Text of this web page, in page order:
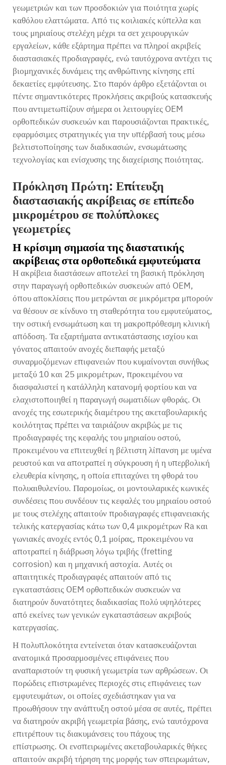
γεωμετριών και των προσδοκιών για ποιότητα χωρίς
καθόλου ελαττώματα. Από τις κοιλιακές κύπελλα και
τους μηριαίους στελέχη μέχρι τα σετ χειρουργικών
εργαλείων, κάθε εξάρτημα πρέπει να πληροί ακριβείς
διαστασιακές προδιαγραφές, ενώ ταυτόχρονα αντέχει τις
βιομηχανικές δυνάμεις της ανθρώπινης κίνησης επί
δεκαετίες εμφύτευσης. Στο παρόν άρθρο εξετάζονται οι
πέντε σημαντικότερες προκλήσεις ακριβούς κατασκευής
που αντιμετωπίζουν σήμερα οι λειτουργίες OEM
ορθοπεδικών συσκευών και παρουσιάζονται πρακτικές,
εφαρμόσιμες στρατηγικές για την υπέρβασή τους μέσω
βελτιστοποίησης των διαδικασιών, ενσωμάτωσης
τεχνολογίας και ενίσχυσης της διαχείρισης ποιότητας.
Πρόκληση Πρώτη: Επίτευξη
διαστασιακής ακρίβειας σε επίπεδο
μικρομέτρου σε πολύπλοκες
γεωμετρίες
Η κρίσιμη σημασία της διαστατικής
ακρίβειας στα ορθοπεδικά εμφυτεύματα
Η ακρίβεια διαστάσεων αποτελεί τη βασική πρόκληση
στην παραγωγή ορθοπεδικών συσκευών από OEM,
όπου αποκλίσεις που μετρώνται σε μικρόμετρα μπορούν
να θέσουν σε κίνδυνο τη σταθερότητα του εμφυτεύματος,
την οστική ενσωμάτωση και τη μακροπρόθεσμη κλινική
απόδοση. Τα εξαρτήματα αντικατάστασης ισχίου και
γόνατος απαιτούν ανοχές διεπαφής μεταξύ
συναρμοζόμενων επιφανειών που κυμαίνονται συνήθως
μεταξύ 10 και 25 μικρομέτρων, προκειμένου να
διασφαλιστεί η κατάλληλη κατανομή φορτίου και να
ελαχιστοποιηθεί η παραγωγή σωματιδίων φθοράς. Οι
ανοχές της εσωτερικής διαμέτρου της ακεταβουλαρικής
κοιλότητας πρέπει να ταιριάζουν ακριβώς με τις
προδιαγραφές της κεφαλής του μηριαίου οστού,
προκειμένου να επιτευχθεί η βέλτιστη λίπανση με υμένα
ρευστού και να αποτραπεί η σύγκρουση ή η υπερβολική
ελευθερία κίνησης, η οποία επιταχύνει τη φθορά του
πολυαιθυλενίου. Παρομοίως, οι μοντουλαρικές κωνικές
συνδέσεις που συνδέουν τις κεφαλές του μηριαίου οστού
με τους στελέχης απαιτούν προδιαγραφές επιφανειακής
τελικής κατεργασίας κάτω των 0,4 μικρομέτρων Ra και
γωνιακές ανοχές εντός 0,1 μοίρας, προκειμένου να
αποτραπεί η διάβρωση λόγω τριβής (fretting
corrosion) και η μηχανική αστοχία. Αυτές οι
απαιτητικές προδιαγραφές απαιτούν από τις
εγκαταστάσεις OEM ορθοπεδικών συσκευών να
διατηρούν δυνατότητες διαδικασίας πολύ υψηλότερες
από εκείνες των γενικών εγκαταστάσεων ακριβούς
κατεργασίας.
Η πολυπλοκότητα εντείνεται όταν κατασκευάζονται
ανατομικά προσαρμοσμένες επιφάνειες που
αναπαριστούν τη φυσική γεωμετρία των αρθρώσεων. Οι
πορώδεις επιστρωμένες περιοχές στις επιφάνειες των
εμφυτευμάτων, οι οποίες σχεδιάστηκαν για να
προωθήσουν την ανάπτυξη οστού μέσα σε αυτές, πρέπει
να διατηρούν ακριβή γεωμετρία βάσης, ενώ ταυτόχρονα
επιτρέπουν τις διακυμάνσεις του πάχους της
επίστρωσης. Οι ενσπειρωμένες ακεταβουλαρικές θήκες
απαιτούν ακριβή τήρηση της μορφής των σπειρωμάτων,